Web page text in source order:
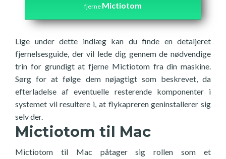
fjerne Mictiotom
Lige under dette indlæg kan du finde en detaljeret
fjernelsesguide, der vil lede dig gennem de nødvendige
trin for grundigt at fjerne Mictiotom fra din maskine.
Sørg for at følge dem nøjagtigt som beskrevet, da
efterladelse af eventuelle resterende komponenter i
systemet vil resultere i, at flykapreren geninstallerer sig
selv der.
Mictiotom til Mac
Mictiotom til Mac påtager sig rollen som et